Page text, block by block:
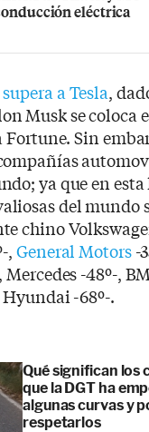
eléctrica
supera a Tesla,
Musk se coloca
Fortune. Sin
ya que en
del mundo
chino
,General Motors-
-48º-,
Hyundai -68º-.
Qué significan los
que la DGT ha
algunas curvas y
respetarlos